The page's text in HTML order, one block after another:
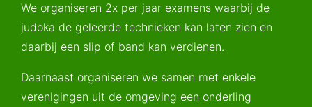
We organiseren 2x per jaar examens waarbij de
judoka de geleerde technieken kan laten zien en
daarbij een slip of band kan verdienen.
Daarnaast organiseren we samen met enkele
verenigingen uit de omgeving een onderling